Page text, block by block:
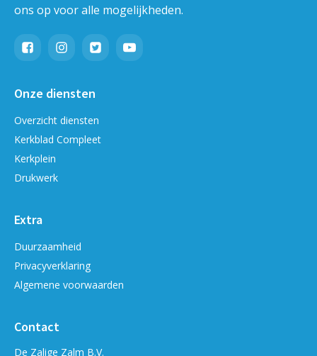
ons op voor alle mogelijkheden.
Onze diensten
Overzicht diensten
Kerkblad Compleet
Kerkplein
Drukwerk
Extra
Duurzaamheid
Privacyverklaring
Algemene voorwaarden
Contact
De Zalige Zalm B.V.